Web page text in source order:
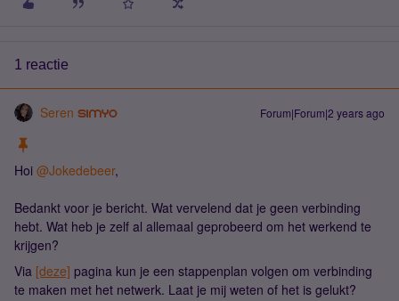
1 reactie
Seren Forum|Forum|2 years ago
Hoi @Jokedebeer,
Bedankt voor je bericht. Wat vervelend dat je geen verbinding
hebt. Wat heb je zelf al allemaal geprobeerd om het werkend te
krijgen?
Via [deze] pagina kun je een stappenplan volgen om verbinding
te maken met het netwerk. Laat je mij weten of het is gelukt?